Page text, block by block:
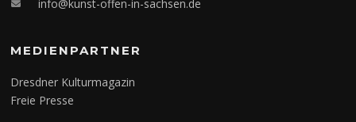
info@kunst-offen-in-sachsen.de
MEDIENPARTNER
Dresdner Kulturmagazin
Freie Presse